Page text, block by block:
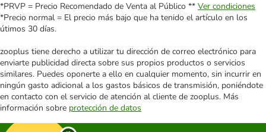
*PRVP = Precio Recomendado de Venta al Público ** Ver condiciones
*Precio normal = El precio más bajo que ha tenido el artículo en los
útimos 30 días.
zooplus tiene derecho a utilizar tu dirección de correo electrónico para
enviarte publicidad directa sobre sus propios productos o servicios
similares. Puedes oponerte a ello en cualquier momento, sin incurrir en
ningún gasto adicional a los gastos básicos de transmisión, poniéndote
en contacto con el servicio de atención al cliente de zooplus. Más
información sobre protección de datos